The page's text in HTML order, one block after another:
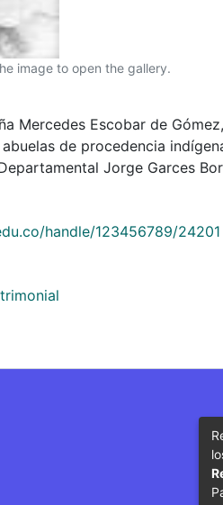
image to open the gallery.
Mercedes Escobar de
de procedencia
Jorge Garces
handle/123456789/24201